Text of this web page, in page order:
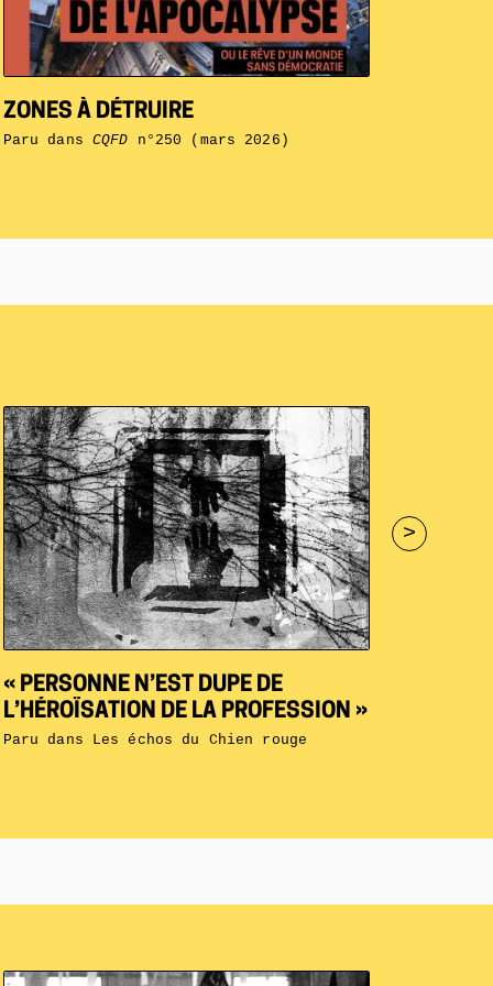
ZONES À DÉTRUIRE
Paru dans CQFD n°250 (mars 2026)
>
« PERSONNE N’EST DUPE DE
L’HÉROÏSATION DE LA PROFESSION »
Paru dans Les échos du Chien rouge